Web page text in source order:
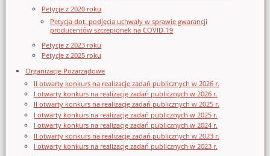
Petycje z 2020 roku
Petycja dot. podjęcia uchwały w sprawie gwarancji
producentów szczepionek na COVID-19
Petycje z 2023 roku
Petycje z 2025 roku
Organizacje Pozarządowe
II otwarty konkurs na realizację zadań publicznych w 2026 r.
I otwarty konkurs na realizację zadań publicznych w 2026 r.
II otwarty konkurs na realizację zadań publicznych w 2025 r.
I otwarty konkurs na realizację zadań publicznych w 2025 r.
I otwarty konkurs na realizację zadań publicznych w 2024 r.
II otwarty konkurs na realizację zadań publicznych w 2023 r.
I otwarty konkurs na realizację zadań publicznych w 2023 r.